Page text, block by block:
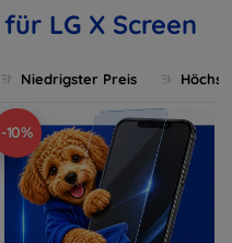
LG X Screen
Niedrigster Preis
-10%